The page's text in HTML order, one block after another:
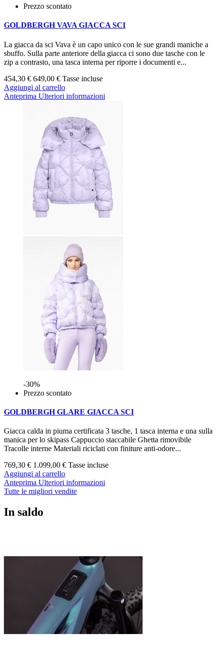
Prezzo scontato
GOLDBERGH VAVA GIACCA SCI
La giacca da sci Vava è un capo unico con le sue grandi maniche a
sbuffo. Sulla parte anteriore della giacca ci sono due tasche con le
zip a contrasto, una tasca interna per riporre i documenti e...
454,30 € 649,00 € Tasse incluse
Aggiungi al carrello
Anteprima Ulteriori informazioni
-30%
Prezzo scontato
GOLDBERGH GLARE GIACCA SCI
Giacca calda in piuma certificata 3 tasche, 1 tasca interna e una sulla
manica per lo skipass Cappuccio staccabile Ghetta rimovibile
Tracolle interne Materiali riciclati con finiture anti-odore...
769,30 € 1.099,00 € Tasse incluse
Aggiungi al carrello
Anteprima Ulteriori informazioni
Tutte le migliori vendite
In saldo